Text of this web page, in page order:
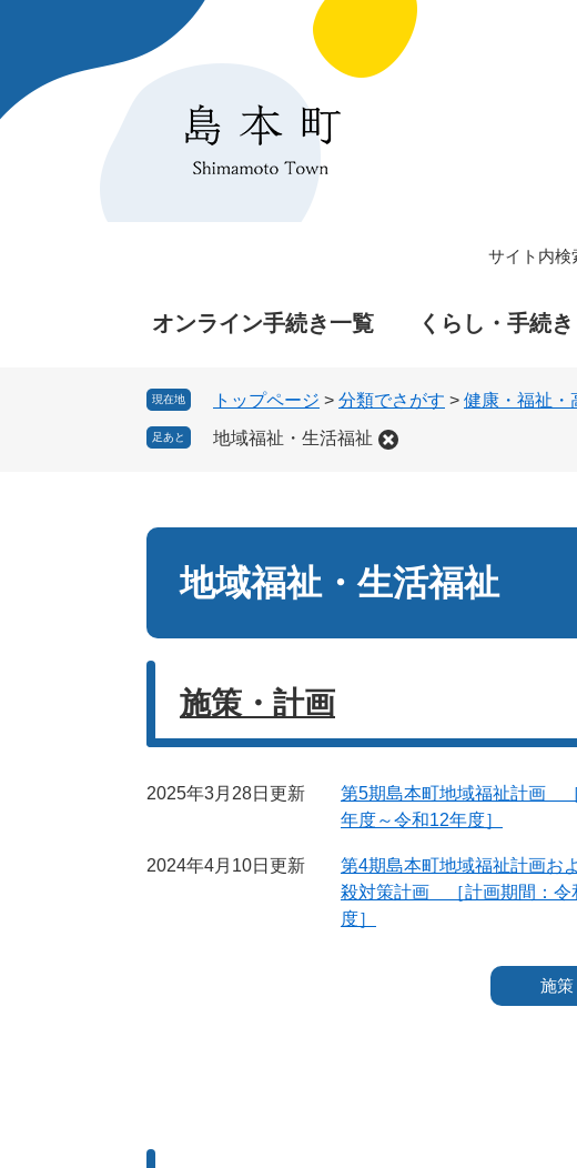
先
を
サイト内検
オンライン手続き一覧 くらし・手続き
現在地 トップページ > 分類でさがす > 健康・福祉・
足あと 地域福祉・生活福祉
地域福祉・生活福祉
施策・計画
2025年3月28日更新
第5期島本町地域福祉計画
年度～令和12年度］
2024年4月10日更新
第4期島本町地域福祉計画お
殺対策計画 ［計画期間：令
度］
施